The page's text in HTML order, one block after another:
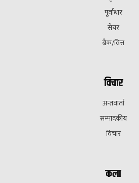
पूर्वाधार
सेयर
बैक/वित्त
विचार
अन्तवार्ता
सम्पादकीय
विचार
कला